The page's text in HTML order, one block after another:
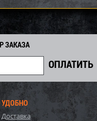
SM-12494
Бампер
SM-12467
ЗАКАЗА
УДОБНО
Доставка